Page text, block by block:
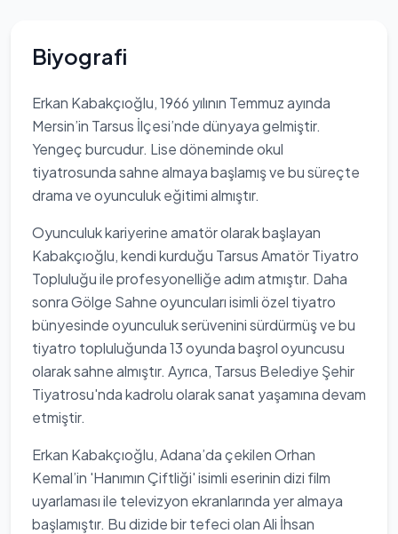
Biyografi
Erkan Kabakçıoğlu, 1966 yılının Temmuz ayında
Mersin’in Tarsus İlçesi’nde dünyaya gelmiştir.
Yengeç burcudur. Lise döneminde okul
tiyatrosunda sahne almaya başlamış ve bu süreçte
drama ve oyunculuk eğitimi almıştır.
Oyunculuk kariyerine amatör olarak başlayan
Kabakçıoğlu, kendi kurduğu Tarsus Amatör Tiyatro
Topluluğu ile profesyonelliğe adım atmıştır. Daha
sonra Gölge Sahne oyuncuları isimli özel tiyatro
bünyesinde oyunculuk serüvenini sürdürmüş ve bu
tiyatro topluluğunda 13 oyunda başrol oyuncusu
olarak sahne almıştır. Ayrıca, Tarsus Belediye Şehir
Tiyatrosu'nda kadrolu olarak sanat yaşamına devam
etmiştir.
Erkan Kabakçıoğlu, Adana’da çekilen Orhan
Kemal’in 'Hanımın Çiftliği' isimli eserinin dizi film
uyarlaması ile televizyon ekranlarında yer almaya
başlamıştır. Bu dizide bir tefeci olan Ali İhsan